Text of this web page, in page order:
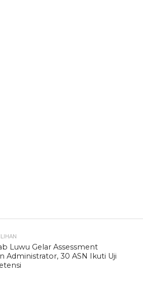
Luwu Gelar Assessment
Administrator, 30 ASN Ikuti Uji